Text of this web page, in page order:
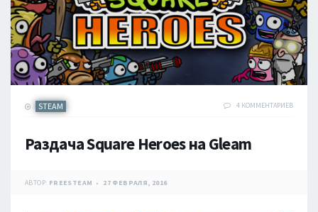
STEAM 4 КОММЕНТАРИЕВ
Раздача Square Heroes на Gleam
АВТОР: FREESTEAM 27 ФЕВРАЛЯ, 2016